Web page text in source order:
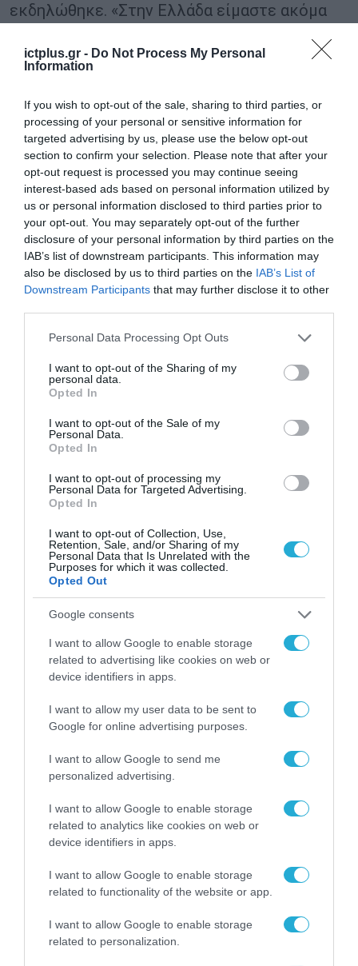
ictplus.gr - Do Not Process My Personal
Information
If you wish to opt-out of the sale, sharing to third parties, or
processing of your personal or sensitive information for
targeted advertising by us, please use the below opt-out
section to confirm your selection. Please note that after your
opt-out request is processed you may continue seeing
interest-based ads based on personal information utilized by
us or personal information disclosed to third parties prior to
your opt-out. You may separately opt-out of the further
disclosure of your personal information by third parties on the
IAB’s list of downstream participants. This information may
also be disclosed by us to third parties on the IAB’s List of
Downstream Participants that may further disclose it to other
Please note that this website/app uses one or more Google
not limited to your visit or usage behaviour. You may click to
grant or deny consent to Google and its third-party tags to
use your data for below specified purposes in below Google
consent section.
Personal Data Processing Opt Outs
I want to opt-out of the Sharing of my
personal data.
Opted In
I want to opt-out of the Sale of my
Personal Data.
Opted In
I want to opt-out of processing my
Personal Data for Targeted Advertising.
Opted In
I want to opt-out of Collection, Use,
Retention, Sale, and/or Sharing of my
Personal Data that Is Unrelated with the
Purposes for which it was collected.
Opted Out
Google consents
I want to allow Google to enable storage
related to advertising like cookies on web or
device identifiers in apps.
I want to allow my user data to be sent to
Google for online advertising purposes.
I want to allow Google to send me
personalized advertising.
I want to allow Google to enable storage
related to analytics like cookies on web or
device identifiers in apps.
I want to allow Google to enable storage
related to functionality of the website or app.
I want to allow Google to enable storage
related to personalization.
εκδηλώθηκε. «Στην Ελλάδα είμαστε ακόμα
αρκετά πίσω, όχι σε επίπεδο τεχνολογίας ή
εργατικού δυναμικού, αλλά σε επίπεδο
τεχνολογίας και νομικού πλαισίου.
Χρειαζόμαστε επειγόντως ένα ρυθμιστικό
πλαίσιο, αλλά και πιστοποιήσεις για τις
ελληνικές υπηρεσίες τηλεϊατρικής, γιατί
κανείς δεν θα αγοράσει κάτι που δεν είναι
πιστοποιημένο» σημείωσε, αναφέροντας τα
παραδείγματα του Ηνωμένου Βασιλείου, της
Γερμανίας και των ΗΠΑ, που με αφορμή την
πανδημία προχώρησαν ταχύτατα στις
Ο ψηφιακός μετασχηματισμός δεν αφορά
πρωτίστως την τεχνολογία
μετασχηματισμός δεν σχετίζεται πρωτίστως
με την τεχνολογία, αλλά με το ανθρώπινο
δυναμικό και την ικανότητα του ανθρώπινου
δυναμικού να καινοτομεί και να δημιουργεί
διατύπωσε ο Δημήτρης Πανόπουλος από το
Υπουργείο Εργασίας και Κοινωνικών
Υποθέσεων (Μηχανισμός Διάγνωσης
Αναγκών Αγοράς Εργασίας), επιχειρησιακός
συντονιστής του REBRAIN GREECE. Ο
κ.Πανόπουλος υπενθύμισε τον τρόπο με τον
οποίο λειτουργεί ο Μηχανισμός Διάγνωσης
γνωστοποίησε ότι χθες ανακοίνωσε την
ετήσια αναφορά του για το 2020, η οποία
είναι προσβάσιμη σε κάθε επιχείρηση,
VIDAVO